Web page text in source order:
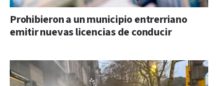
Prohibieron a un municipio entrerriano
emitir nuevas licencias de conducir